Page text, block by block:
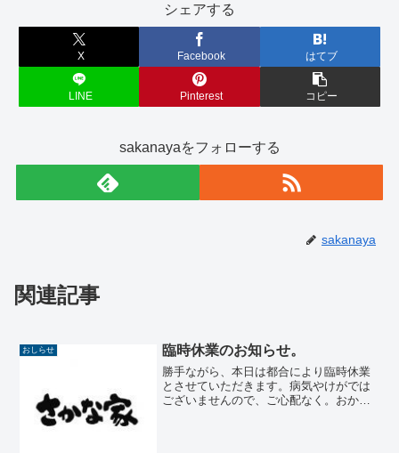
シェアする
X Facebook はてブ
LINE Pinterest コピー
sakanayaをフォローする
sakanaya
関連記事
おしらせ 臨時休業のお知らせ。
勝手ながら、本日は都合により臨時休業
とさせていただきます。病気やけがでは
ございませんので、ご心配なく。おかげ